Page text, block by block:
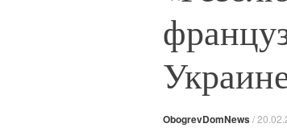
ObogrevDomNews/